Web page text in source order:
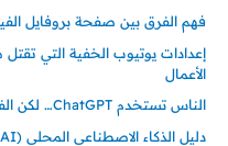
فهم الفرق بين صفحة بروفايل
إعدادات يوتيوب الخفية التي
الأعمال
الناس تستخدم ChatGPT… لكن الفلوس الحقيقية في الـ API 🤯